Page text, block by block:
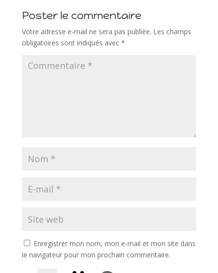
Poster le commentaire
Votre adresse e-mail ne sera pas publiée. Les champs
obligatoires sont indiqués avec *
Enregistrer mon nom, mon e-mail et mon site dans
le navigateur pour mon prochain commentaire.